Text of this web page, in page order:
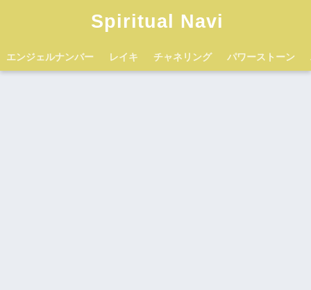
Spiritual Navi
エンジェルナンバー レイキ チャネリング パワーストーン